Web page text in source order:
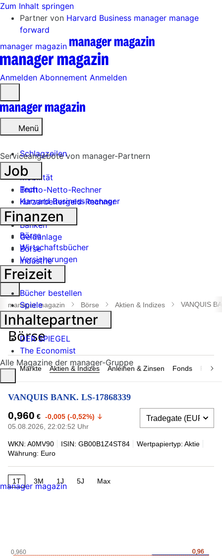
Zum Inhalt springen
Partner von Harvard Business manager manage
forward
manager magazin
Anmelden Abonnement Anmelden
öffnen
Menü
Schlagzeilen
Mobilität
Tech
Harvard Business manager
Handel
Banken
Geldanlage
Börse
Industrie
Suche
öffnen
manager magazin Börse Aktien & Indizes VANQUIS
Märkte Aktien & Indizes Anleihen & Zinsen Fonds
VANQUIS BANK. LS-17868339
0,960 € -0,005 (-0,52%)
05.08.2026, 22:02:52 Uhr
WKN: A0MV90 ISIN: GB00B1Z4ST84
Wertpapiertyp: Aktie
Währung: Euro
1T 3M 1J 5J Max
0,96
0,96
0,960
Serviceangebote von manager-Partnern
Job
Brutto-Netto-Rechner
Kurzarbeitergeld-Rechner
Finanzen
Börse
Wirtschaftsbücher
Versicherungen
Freizeit
Bücher bestellen
Spiele
Inhaltepartner
DER SPIEGEL
The Economist
Alle Magazine der manager-Gruppe
manager magazin